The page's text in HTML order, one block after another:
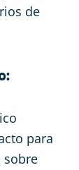
de
para
sobre